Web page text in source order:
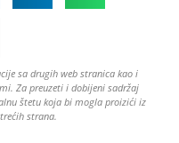
sa drugih web stranica kao i
Za preuzeti i dobijeni sadržaj
štetu koja bi mogla proizići iz
strana.